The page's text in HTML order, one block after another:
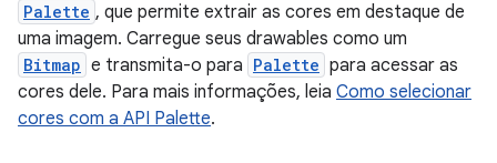
Palette , que permite extrair as cores em destaque de
uma imagem. Carregue seus drawables como um
Bitmap e transmita-o para Palette para acessar as
cores dele. Para mais informações, leia Como selecionar
cores com a API Palette.